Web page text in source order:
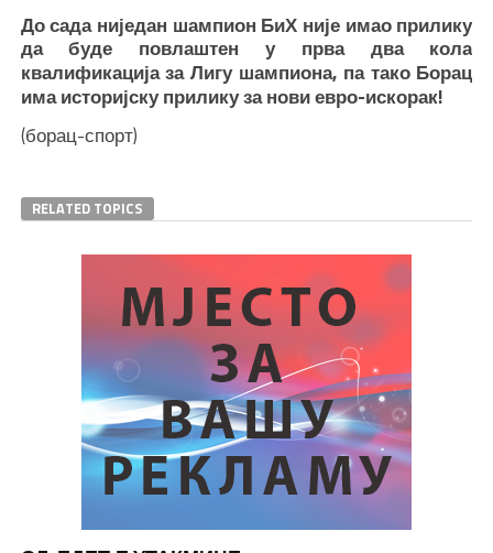
До сада ниједан шампион БиХ није имао прилику
да буде повлаштен у прва два кола
квалификација за Лигу шампиона, па тако Борац
има историјску прилику за нови евро-искорак!
(борац-спорт)
RELATED TOPICS